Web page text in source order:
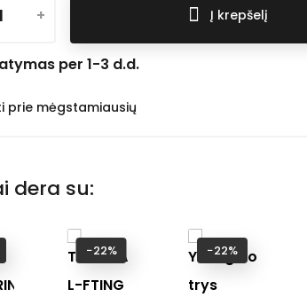
+ Į krepšelį
per 1-3 d.d.
prie mėgstamiausių
dera su:
−22% −22%